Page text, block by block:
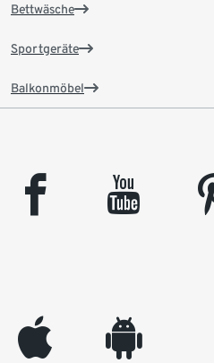
Bettwäsche
Sportgeräte
Balkonmöbel
facebook youtube
appleinc android